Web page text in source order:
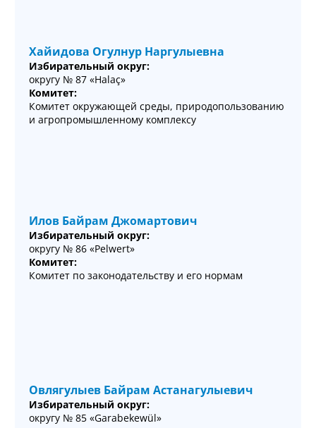
Хайидова Огулнур Наргулыевна
Избирательный округ:
округу № 87 «Halaç»
Комитет:
Комитет окружающей среды, природопользованию
и агропромышленному комплексу
Илов Байрам Джомартович
Избирательный округ:
округу № 86 «Pelwert»
Комитет:
Комитет по законодательству и его нормам
Овлягулыев Байрам Астанагулыевич
Избирательный округ:
округу № 85 «Garabekewül»